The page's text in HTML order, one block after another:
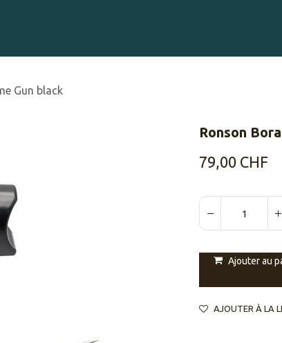
Gun black
Ronson
79,00 CHF
Ajouter au
AJOUTER À LA